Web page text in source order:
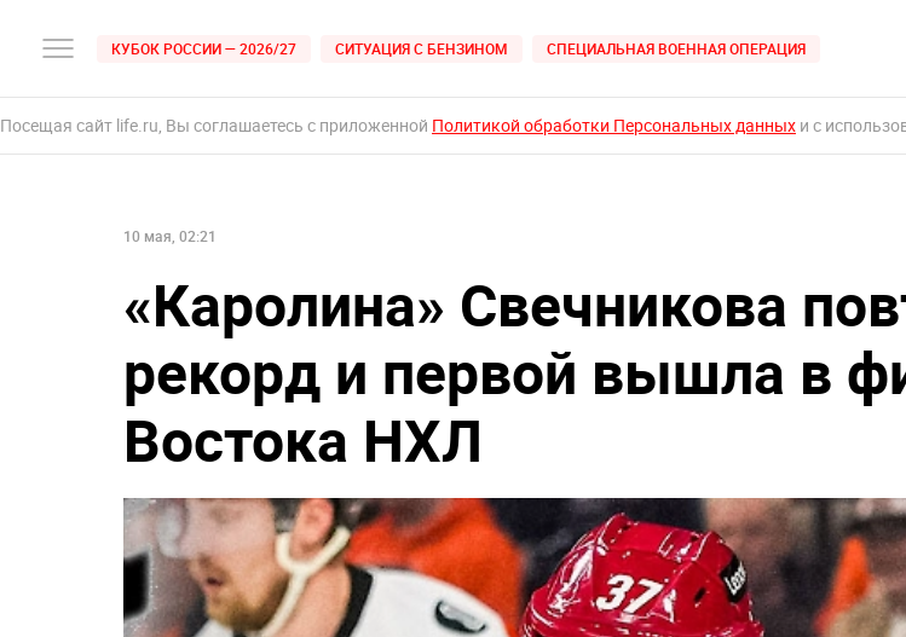
КУБОК РОССИИ — 2026/27 СИТУАЦИЯ С БЕНЗИНОМ СПЕЦИАЛЬНАЯ ВОЕННАЯ ОПЕРАЦИЯ
Посещая сайт life.ru, Вы соглашаетесь с приложенной Политикой обработки Персональных данных и с
10 мая, 02:21
«Каролина» Свечникова
рекорд и первой вышла в
Востока НХЛ